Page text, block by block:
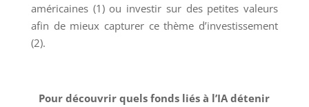
américaines (1) ou investir sur des petites valeurs
afin de mieux capturer ce thème d’investissement
(2).
Pour découvrir quels fonds liés à l’IA détenir